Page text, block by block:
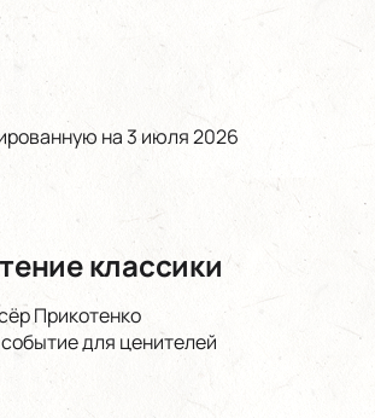
на 3 июля 2026
классики
Прикотенко
для ценителей